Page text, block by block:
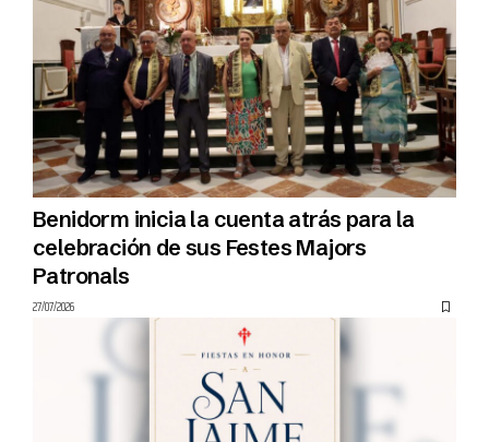
Benidorm inicia la cuenta atrás para la
celebración de sus Festes Majors
Patronals
27/07/2026